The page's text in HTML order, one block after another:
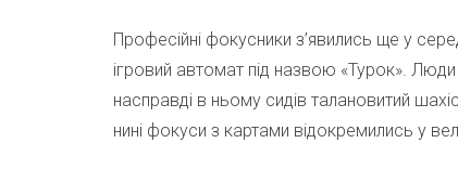
Професійні фокусники з’явились ще у
ігровий автомат під назвою «Турок».
насправді в ньому сидів талановитий
нині фокуси з картами відокремились у